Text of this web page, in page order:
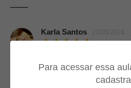
Para acessar essa
Karla Santos